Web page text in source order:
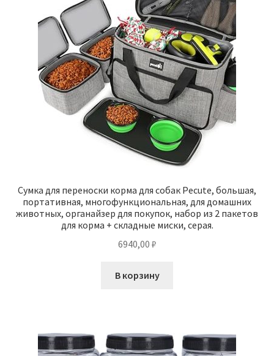
Сумка для переноски корма для собак Pecute, большая,
портативная, многофункциональная, для домашних
животных, органайзер для покупок, набор из 2 пакетов
для корма + складные миски, серая.
6940,00 ₽
В корзину